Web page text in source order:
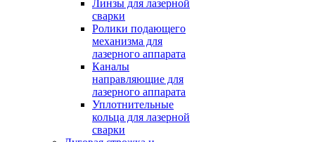
Линзы для лазерной
сварки
Ролики подающего
механизма для
лазерного аппарата
Каналы
направляющие для
лазерного аппарата
Уплотнительные
кольца для лазерной
сварки